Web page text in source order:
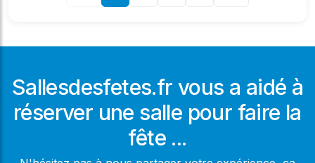
Sallesdesfetes.fr vous a aidé à
réserver une salle pour faire la
fête ...